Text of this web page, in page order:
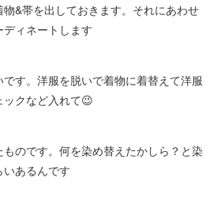
&帯を出しておきます。それにあわせ
ィネートします
す。洋服を脱いで着物に着替えて洋服
クなど入れて😉
のです。何を染め替えたかしら？と染
あるんです